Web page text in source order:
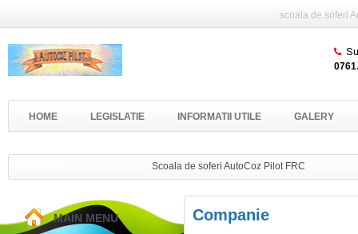
scoala de soferi
HOME LEGISLATIE INFORMATII UTILE GALERY
Scoala de soferi AutoCoz Pilot FRC
MAIN MENU Companie